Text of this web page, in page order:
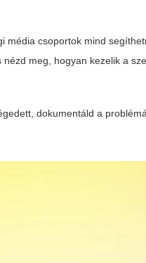
média csoportok mind
meg, hogyan kezelik a
dokumentáld a